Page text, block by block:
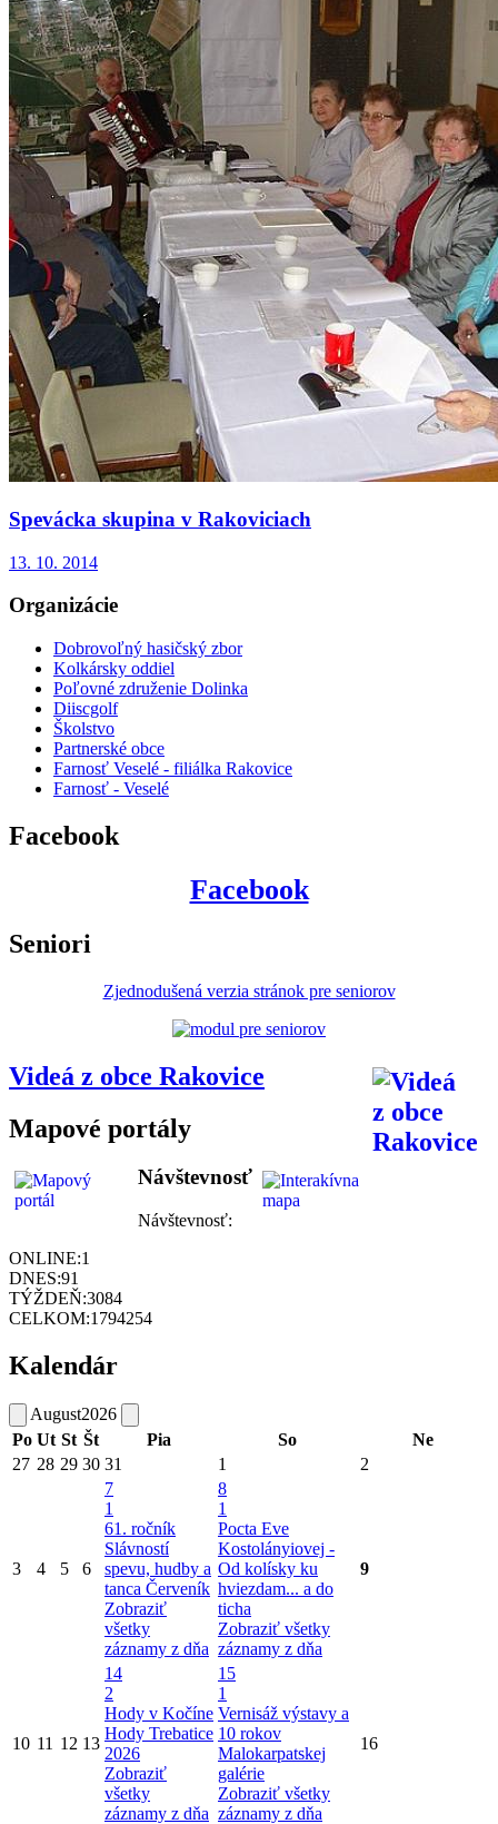
Spevácka skupina v Rakoviciach
13. 10. 2014
Organizácie
Dobrovoľný hasičský zbor
Kolkársky oddiel
Poľovné združenie Dolinka
Diiscgolf
Školstvo
Partnerské obce
Farnosť Veselé - filiálka Rakovice
Farnosť - Veselé
Facebook
Facebook
Seniori
Zjednodušená verzia stránok pre seniorov
Videá z obce Rakovice
Mapové portály
Návštevnosť
Návštevnosť:
ONLINE:1
DNES:91
TÝŽDEŇ:3084
CELKOM:1794254
Kalendár
August2026
Po Ut St Št Pia So
Ne
27 28 29 30 31 1 2
3 4 5 6
7
1
61. ročník
Slávností
spevu, hudby a
tanca Červeník
Zobraziť
všetky
záznamy z dňa
8
1
Pocta Eve
Kostolányiovej -
Od kolísky ku
hviezdam... a do
ticha
Zobraziť všetky
záznamy z dňa
9
10 11 12 13
14
2
Hody v Kočíne
Hody Trebatice
2026
Zobraziť
všetky
záznamy z dňa
15
1
Vernisáž výstavy a
10 rokov
Malokarpatskej
galérie
Zobraziť všetky
záznamy z dňa
16